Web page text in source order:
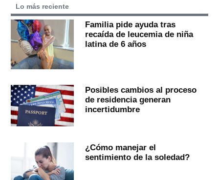
Lo más reciente
Familia pide ayuda tras
recaída de leucemia de niña
latina de 6 años
Posibles cambios al proceso
de residencia generan
incertidumbre
¿Cómo manejar el
sentimiento de la soledad?